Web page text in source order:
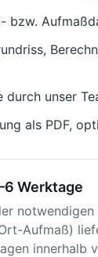
bzw.
unser
als PDF,
Werktage
Aufmaß)
innerhalb